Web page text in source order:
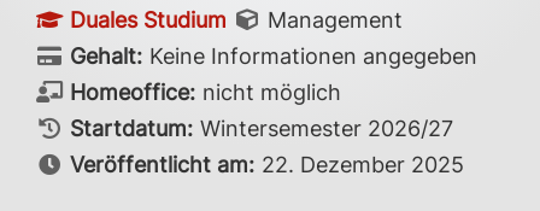
Duales Studium
Management
Gehalt: Keine Informationen angegeben
Homeoffice: nicht möglich
Startdatum: Wintersemester 2026/27
Veröffentlicht am: 22. Dezember 2025